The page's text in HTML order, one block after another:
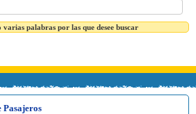
varias palabras por las que desee buscar
Pasajeros